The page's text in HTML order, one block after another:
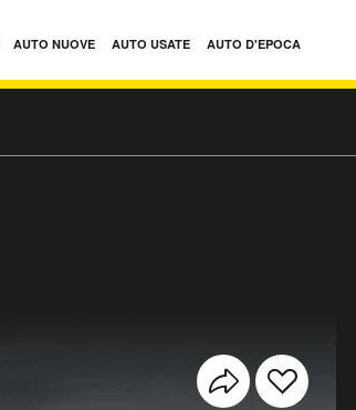
AUTO NUOVE AUTO USATE AUTO D'EPOCA